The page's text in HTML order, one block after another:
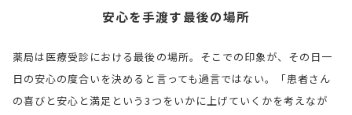
安心を手渡す最後の場所
薬局は医療受診における最後の場所。そこでの印象が、その日一
日の安心の度合いを決めると言っても過言ではない。「患者さん
の喜びと安心と満足という3つをいかに上げていくかを考えなが